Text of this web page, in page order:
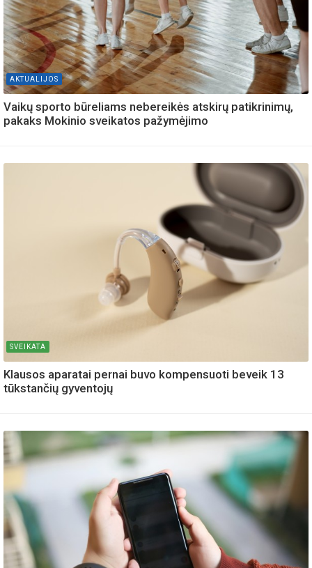
AKTUALIJOS
Vaikų sporto būreliams nebereikės atskirų patikrinimų,
pakaks Mokinio sveikatos pažymėjimo
SVEIKATA
Klausos aparatai pernai buvo kompensuoti beveik 13
tūkstančių gyventojų